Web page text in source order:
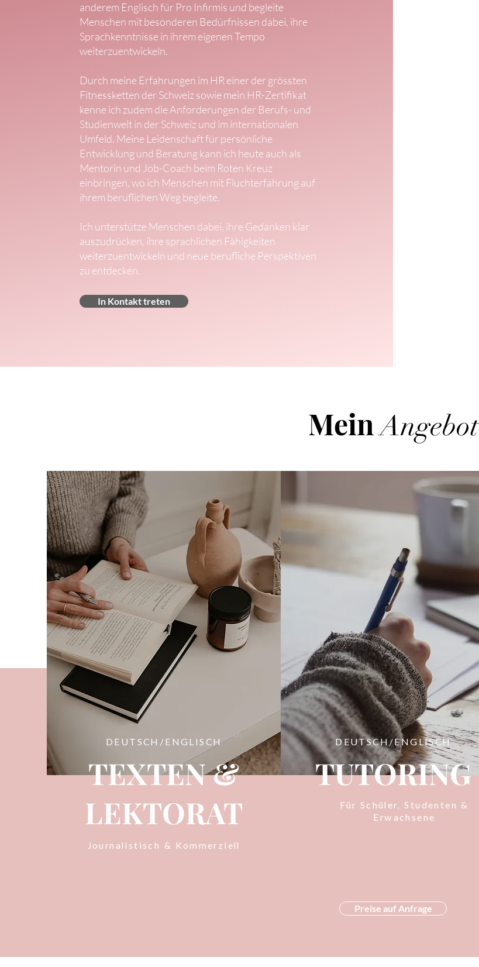
anderem Englisch für Pro Infirmis und begleite
Menschen mit besonderen Bedürfnissen dabei, ihre
Sprachkenntnisse in ihrem eigenen Tempo
weiterzuentwickeln.
Durch meine Erfahrungen im HR einer der grössten
Fitnessketten der Schweiz sowie mein HR-Zertifikat
kenne ich zudem die Anforderungen der Berufs- und
Studienwelt in der Schweiz und im internationalen
Umfeld. Meine Leidenschaft für persönliche
Entwicklung und Beratung kann ich heute auch als
Mentorin und Job-Coach beim Roten Kreuz
einbringen, wo ich Menschen mit Fluchterfahrung auf
ihrem beruflichen Weg begleite.
Ich unterstütze Menschen dabei, ihre Gedanken klar
auszudrücken, ihre sprachlichen Fähigkeiten
weiterzuentwickeln und neue berufliche Perspektiven
zu entdecken.
In Kontakt treten
Mein Angebot
DEUTSCH/ENGLISCH
Preise auf Anfrage
DEUTSCH/ENGLISCH
TEXTEN &
LEKTORAT
Journalistisch & Kommerziell
DEUTSCH/ENGLISCH
TUTORING
Für Schüler, Studenten &
Erwachsene